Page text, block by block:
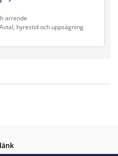
arrende
Avtal, hyrestid och uppsägning
och arrende, Hyra av bostad och